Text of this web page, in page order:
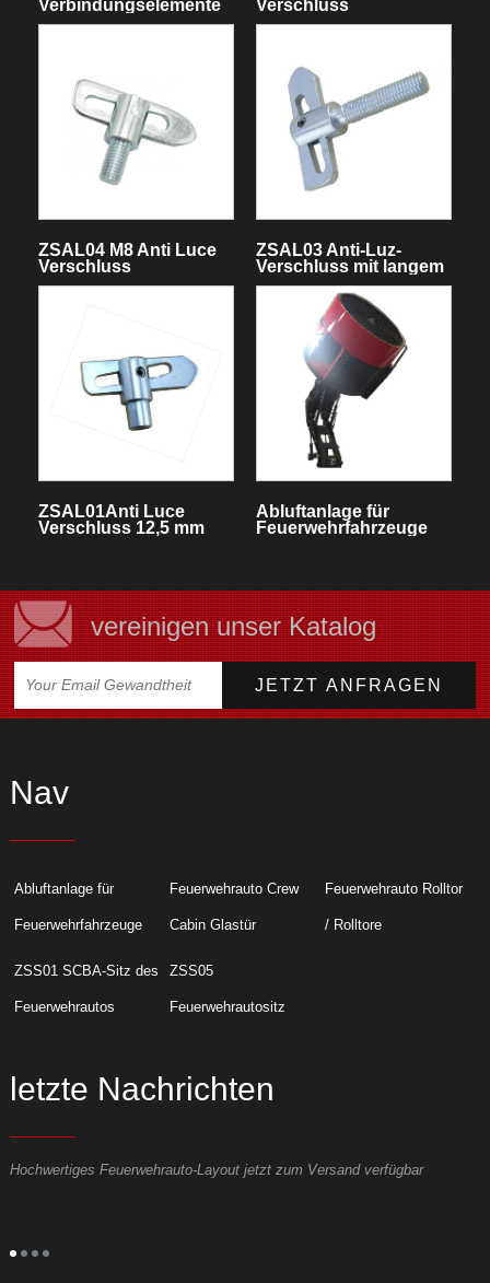
Verbindungselemente
Verschluss
ZSAL04 M8 Anti Luce
Verschluss
ZSAL03 Anti-Luz-
Verschluss mit langem
Gewinde
ZSAL01Anti Luce
Verschluss 12,5 mm
Abluftanlage für
Feuerwehrfahrzeuge
vereinigen unser Katalog
Nav
Abluftanlage für
Feuerwehrfahrzeuge
Feuerwehrauto Crew
Cabin Glastür
Feuerwehrauto Rolltor
/ Rolltore
ZSS01 SCBA-Sitz des
Feuerwehrautos
ZSS05
Feuerwehrautositz
letzte Nachrichten
Hochwertiges Feuerwehrauto-Layout jetzt zum Versand verfügbar